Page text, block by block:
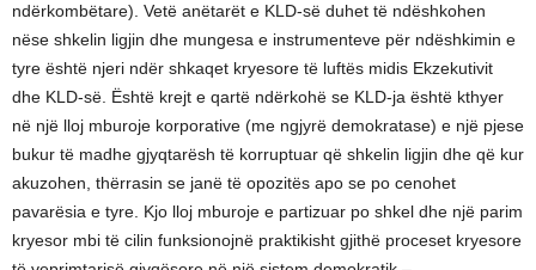
ndërkombëtare). Vetë anëtarët e KLD-së duhet të ndëshkohen
nëse shkelin ligjin dhe mungesa e instrumenteve për ndëshkimin e
tyre është njeri ndër shkaqet kryesore të luftës midis Ekzekutivit
dhe KLD-së. Është krejt e qartë ndërkohë se KLD-ja është kthyer
në një lloj mburoje korporative (me ngjyrë demokratase) e një pjese
bukur të madhe gjyqtarësh të korruptuar që shkelin ligjin dhe që kur
akuzohen, thërrasin se janë të opozitës apo se po cenohet
pavarësia e tyre. Kjo lloj mburoje e partizuar po shkel dhe një parim
kryesor mbi të cilin funksionojnë praktikisht gjithë proceset kryesore